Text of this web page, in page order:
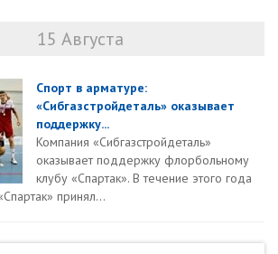
15 Августа
Спорт в арматуре:
«Сибгазстройдеталь» оказывает
поддержку...
Компания «Сибгазстройдеталь»
оказывает поддержку флорбольному
клубу «Спартак». В течение этого года
принял...